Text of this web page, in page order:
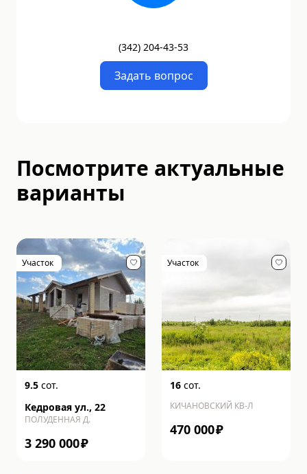
(342) 204-43-53
Задать вопрос
Посмотрите актуальные
варианты
Участок
9.5 сот.
Кедровая ул., 22
ПОЛУДЕННАЯ Д.
3 290 000₽
Участок
16 сот.
КИЧАНОВСКИЙ КВ-Л
470 000₽